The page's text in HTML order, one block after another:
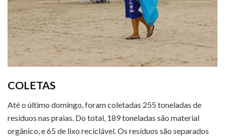
COLETAS
Até o último domingo, foram coletadas 255 toneladas de
resíduos nas praias. Do total, 189 toneladas são material
orgânico, e 65 de lixo reciclável. Os resíduos são separados